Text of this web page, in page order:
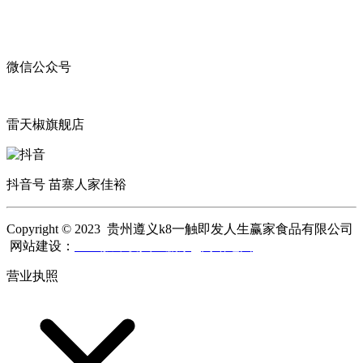
微信公众号
雷天椒旗舰店
抖音号 苗寨人家佳裕
Copyright © 2023 贵州遵义k8一触即发人生赢家食品有限公司
网站建设：
营业执照